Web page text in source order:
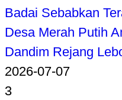
Badai Sebabkan
Desa Merah Putih
Dandim Rejang
2026-07-07
3